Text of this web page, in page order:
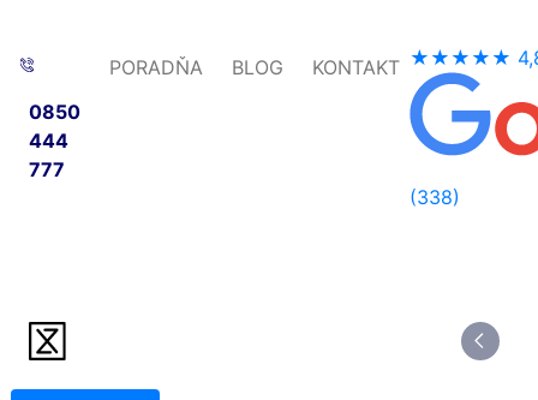
0850
444
777
PORADŇA BLOG KONTAKT ★★★★★
(338)